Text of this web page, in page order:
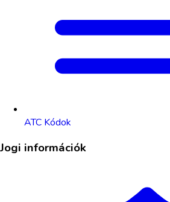
ATC Kódok
Jogi információk